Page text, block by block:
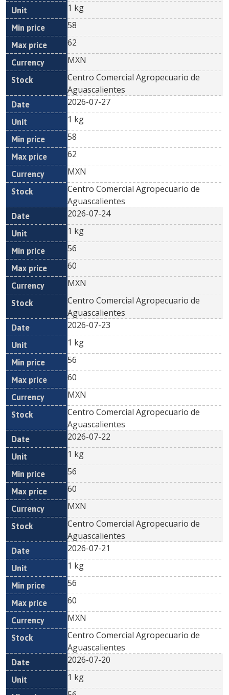
1 kg
58
62
MXN
Centro Comercial Agropecuario de
Aguascalientes
2026-07-27
1 kg
58
62
MXN
Centro Comercial Agropecuario de
Aguascalientes
2026-07-24
1 kg
56
60
MXN
Centro Comercial Agropecuario de
Aguascalientes
2026-07-23
1 kg
56
60
MXN
Centro Comercial Agropecuario de
Aguascalientes
2026-07-22
1 kg
56
60
MXN
Centro Comercial Agropecuario de
Aguascalientes
2026-07-21
1 kg
56
60
MXN
Centro Comercial Agropecuario de
Aguascalientes
2026-07-20
1 kg